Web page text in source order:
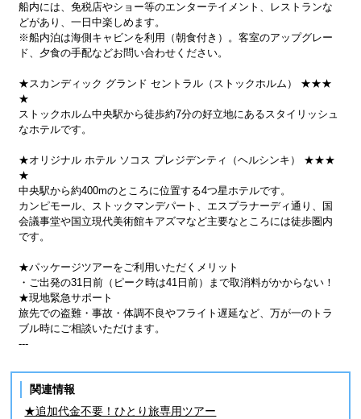
船内には、免税店やショー等のエンターテイメント、レストランな
どがあり、一日中楽しめます。
※船内泊は海側キャビンを利用（朝食付き）。客室のアップグレー
ド、夕食の手配などお問い合わせください。
★スカンディック グランド セントラル（ストックホルム） ★★★
★
ストックホルム中央駅から徒歩約7分の好立地にあるスタイリッシュ
なホテルです。
★オリジナル ホテル ソコス プレジデンティ（ヘルシンキ） ★★★
★
中央駅から約400mのところに位置する4つ星ホテルです。
カンピモール、ストックマンデパート、エスプラナーディ通り、国
会議事堂や国立現代美術館キアズマなど主要なところには徒歩圏内
です。
★パッケージツアーをご利用いただくメリット
・ご出発の31日前（ピーク時は41日前）まで取消料がかからない！
★現地緊急サポート
旅先での盗難・事故・体調不良やフライト遅延など、万が一のトラ
ブル時にご相談いただけます。
---
関連情報
★追加代金不要！ひとり旅専用ツアー